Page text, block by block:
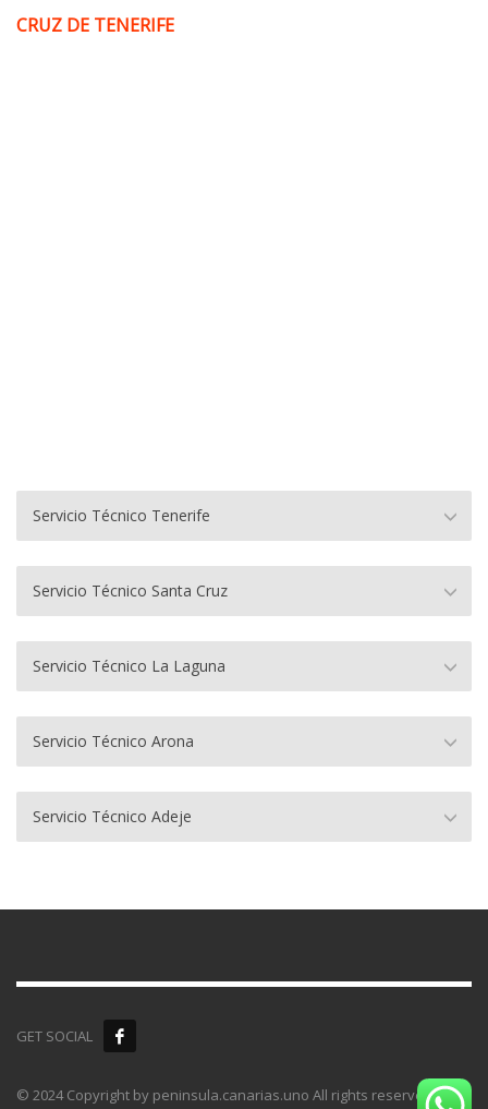
CRUZ DE TENERIFE
Servicio Técnico Tenerife
Servicio Técnico Santa Cruz
Servicio Técnico La Laguna
Servicio Técnico Arona
Servicio Técnico Adeje
GET SOCIAL
© 2024 Copyright by peninsula.canarias.uno All rights reserved.